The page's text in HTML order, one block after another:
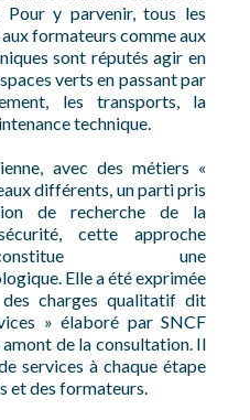
y parvenir, tous les
formateurs comme aux
sont réputés agir en
verts en passant par
les transports, la
technique.
avec des métiers «
différents, un parti pris
de recherche de la
cette approche
une
Elle a été exprimée
charges qualitatif dit
» élaboré par SNCF
de la consultation. Il
services à chaque étape
et des formateurs.